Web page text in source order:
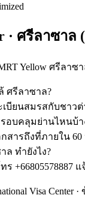
· ศรีลาซาล
Yellow ศรีลาซา
ศรีลาซาล?
ะเบียนสมรสกับชา
อบคลุมย่านไหนบ้า
กสารถึงที่ภายใน
ล ทำยังไง?
ร
Visa Center